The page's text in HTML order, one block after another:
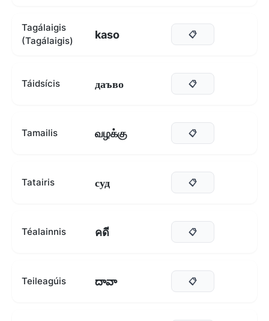
Tagálaigis
(Tagálaigis)
kaso 📋
Táidsícis даъво 📋
Tamailis வழக்கு 📋
Tatairis суд 📋
Téalainnis คดี 📋
Teileagúis దావా 📋